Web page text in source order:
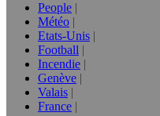
People
Météo
Etats-Unis
Football
Incendie
Genève
Valais
France